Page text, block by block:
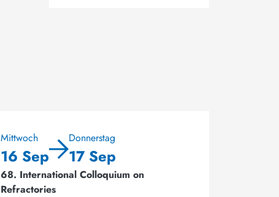
Mittwoch
16 Sep
Donnerstag
17 Sep
68. International Colloquium on
Refractories